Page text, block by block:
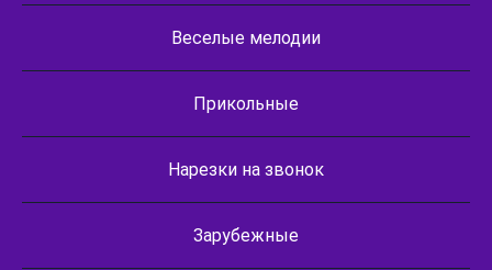
Веселые мелодии
Прикольные
Нарезки на звонок
Зарубежные